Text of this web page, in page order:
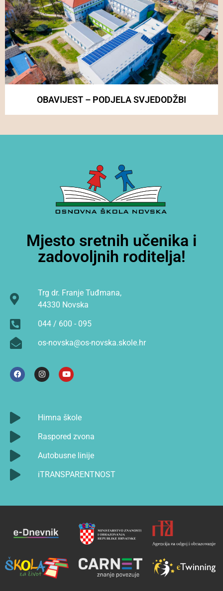
OBAVIJEST – PODJELA SVJEDODŽBI
Mjesto sretnih učenika i
zadovoljnih roditelja!
Trg dr. Franje Tuđmana,
44330 Novska
044 / 600 - 095
os-novska@os-novska.skole.hr
Himna škole
Raspored zvona
Autobusne linije
iTRANSPARENTNOST